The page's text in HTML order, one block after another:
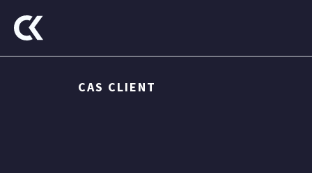
contenu
CAS CLIENT